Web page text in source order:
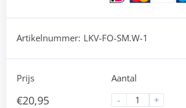
Artikelnummer: LKV-FO-SM.W-1
Prijs
€20,95
Aantal
-
+